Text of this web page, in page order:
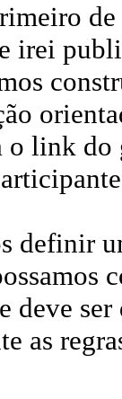
irei
o link do
definir
deve
as